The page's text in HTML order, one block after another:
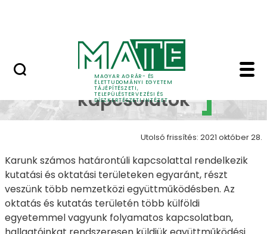
MAGYAR AGRÁR- ÉS
ÉLETTUDOMÁNYI EGYETEM
TÁJÉPÍTÉSZETI,
TELEPÜLÉSTERVEZÉSI ÉS
DÍSZKERTÉSZETI INTÉZET
NemzetköziNemzetközi
kapcsolatok
Utolsó frissítés: 2021 október 28.
Karunk számos határontúli kapcsolattal rendelkezik
kutatási és oktatási területeken egyaránt, részt
veszünk több nemzetközi együttműködésben. Az
oktatás és kutatás területén több külföldi
egyetemmel vagyunk folyamatos kapcsolatban,